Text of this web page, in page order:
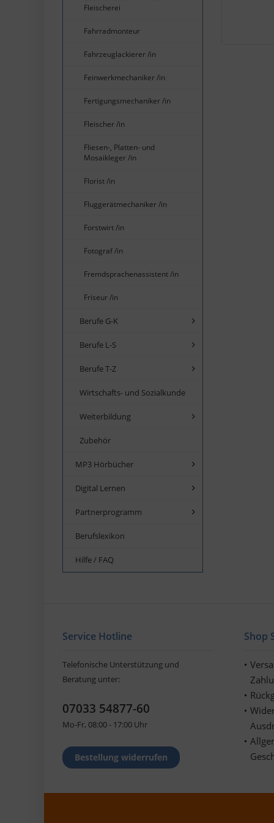
Fleischerei
Fahrradmonteur
Fahrzeuglackierer /in
Feinwerkmechaniker /in
Fertigungsmechaniker /in
Fleischer /in
Fliesen-, Platten- und
Mosaikleger /in
Florist /in
Fluggerätmechaniker /in
Forstwirt /in
Fotograf /in
Fremdsprachenassistent /in
Friseur /in
Berufe G-K
Berufe L-S
Berufe T-Z
Wirtschafts- und Sozialkunde
Weiterbildung
Zubehör
MP3 Hörbücher
Digital Lernen
Partnerprogramm
Berufslexikon
Hilfe / FAQ
Service Hotline
Telefonische Unterstützung und
Beratung unter:
07033 54877-60
Mo-Fr, 08:00 - 17:00 Uhr
Bestellung widerrufen
Shop